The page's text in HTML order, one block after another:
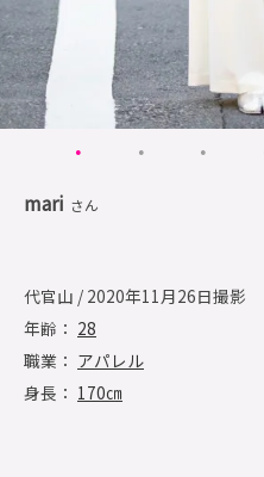
mari さん
代官山 / 2020年11月26日撮影
年齢： 28
職業： アパレル
身長： 170㎝